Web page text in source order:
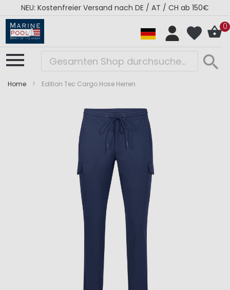
NEU: Kostenfreier Versand nach DE / AT / CH ab 150€
0
Home Edition Tec Cargo Hose Herren